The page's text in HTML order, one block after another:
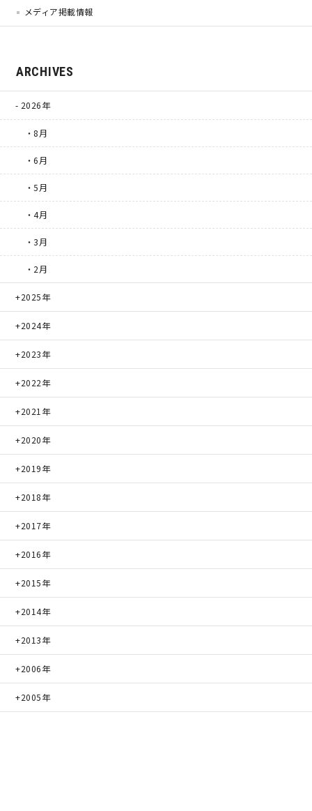
サイトマップ プライバシーポリシー
よくある質問
メディア掲載情報
ARCHIVES
2026年
・8月
・6月
・5月
・4月
・3月
・2月
2025年
2024年
2023年
2022年
2021年
2020年
2019年
2018年
2017年
2016年
2015年
2014年
2013年
2006年
2005年